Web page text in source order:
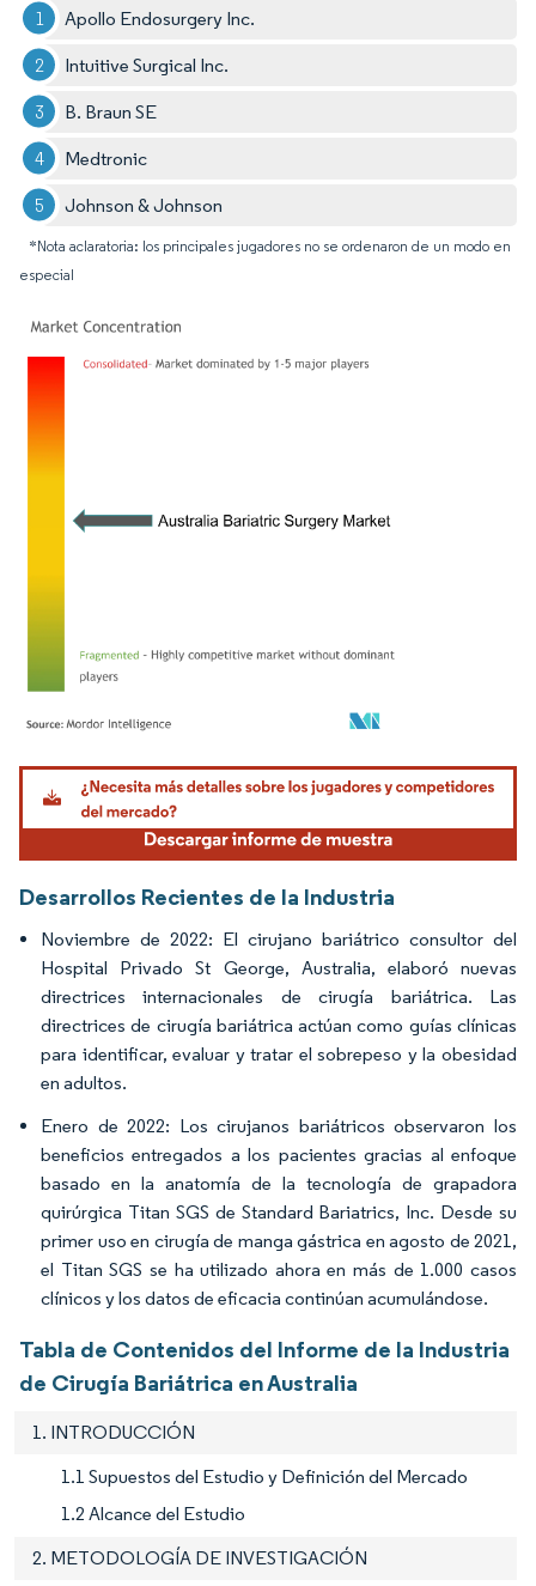
Apollo Endosurgery Inc.
Intuitive Surgical Inc.
B. Braun SE
Medtronic
Johnson & Johnson
*Nota aclaratoria: los principales jugadores no se ordenaron de un modo en
especial
Imagen © Mordor Intelligence. El uso requiere atribución según CC BY 4.0.
Desarrollos Recientes de la Industria
Noviembre de 2022: El cirujano bariátrico consultor del
Hospital Privado St George, Australia, elaboró nuevas
directrices internacionales de cirugía bariátrica. Las
directrices de cirugía bariátrica actúan como guías clínicas
para identificar, evaluar y tratar el sobrepeso y la obesidad
en adultos.
Enero de 2022: Los cirujanos bariátricos observaron los
beneficios entregados a los pacientes gracias al enfoque
basado en la anatomía de la tecnología de grapadora
quirúrgica Titan SGS de Standard Bariatrics, Inc. Desde su
primer uso en cirugía de manga gástrica en agosto de 2021,
el Titan SGS se ha utilizado ahora en más de 1.000 casos
clínicos y los datos de eficacia continúan acumulándose.
Tabla de Contenidos del Informe de la Industria
de Cirugía Bariátrica en Australia
1. INTRODUCCIÓN
1.1 Supuestos del Estudio y Definición del Mercado
1.2 Alcance del Estudio
2. METODOLOGÍA DE INVESTIGACIÓN